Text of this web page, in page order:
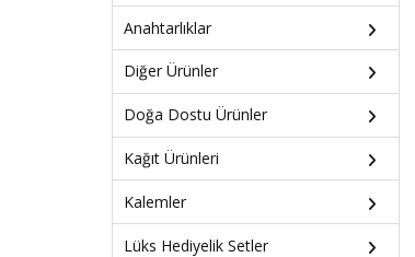
Anahtarlıklar
Diğer Ürünler
Doğa Dostu Ürünler
Kağıt Ürünleri
Kalemler
Lüks Hediyelik Setler